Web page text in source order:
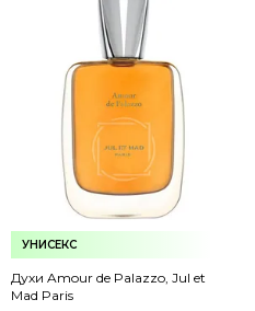
УНИСЕКС
Духи Amour de Palazzo, Jul et
Mad Paris